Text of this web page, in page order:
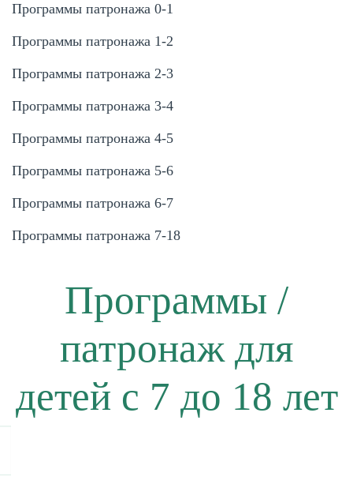
Программы патронажа 0-1
Программы патронажа 1-2
Программы патронажа 2-3
Программы патронажа 3-4
Программы патронажа 4-5
Программы патронажа 5-6
Программы патронажа 6-7
Программы патронажа 7-18
Программы /
патронаж для
детей с 7 до 18 лет